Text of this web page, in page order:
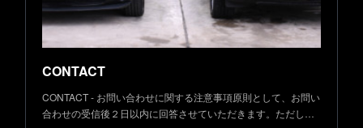
CONTACT
CONTACT - お問い合わせに関する注意事項原則として、お問い
合わせの受信後２日以内に回答させていただきます。ただし…